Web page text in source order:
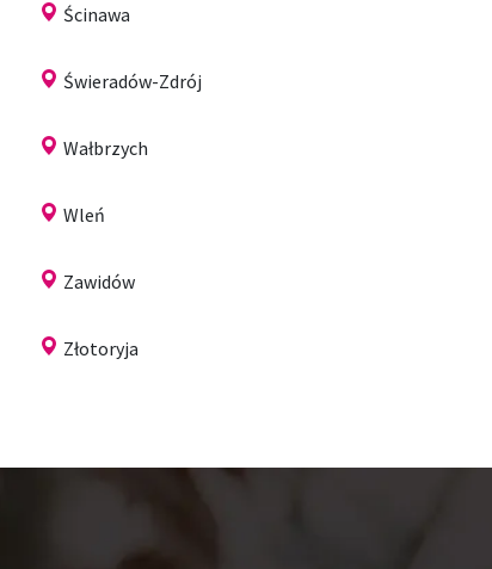
Ścinawa
Świeradów-Zdrój
Wałbrzych
Wleń
Zawidów
Złotoryja